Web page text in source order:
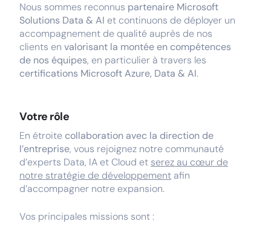
Nous sommes reconnus partenaire Microsoft
Solutions Data & AI et continuons de déployer un
accompagnement de qualité auprès de nos
clients en valorisant la montée en compétences
de nos équipes, en particulier à travers les
certifications Microsoft Azure, Data & AI.
Votre rôle
En étroite collaboration avec la direction de
l’entreprise, vous rejoignez notre communauté
d’experts Data, IA et Cloud et serez au cœur de
notre stratégie de développement afin
d’accompagner notre expansion.
Vos principales missions sont :